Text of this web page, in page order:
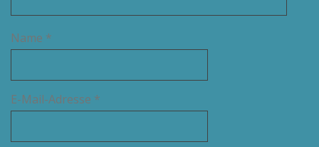
Name *
E-Mail-Adresse *